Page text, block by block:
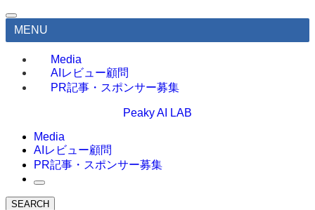
MENU
Media
AIレビュー顧問
PR記事・スポンサー募集
Peaky AI LAB
Media
AIレビュー顧問
PR記事・スポンサー募集
SEARCH